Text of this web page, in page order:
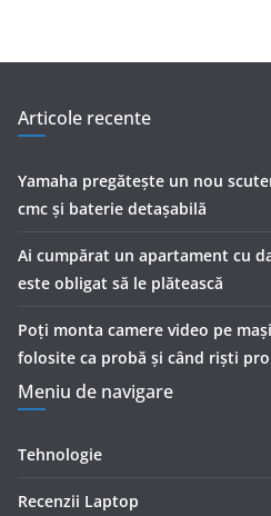
Articole recente
Yamaha pregătește un nou
cmc și baterie detașabilă
Ai cumpărat un apartament cu
este obligat să le plătească
Poți monta camere video pe
folosite ca probă și când riști
Meniu de navigare
Tehnologie
Recenzii Laptop